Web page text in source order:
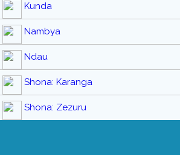
Kunda
Nambya
Ndau
Shona: Karanga
Shona: Zezuru